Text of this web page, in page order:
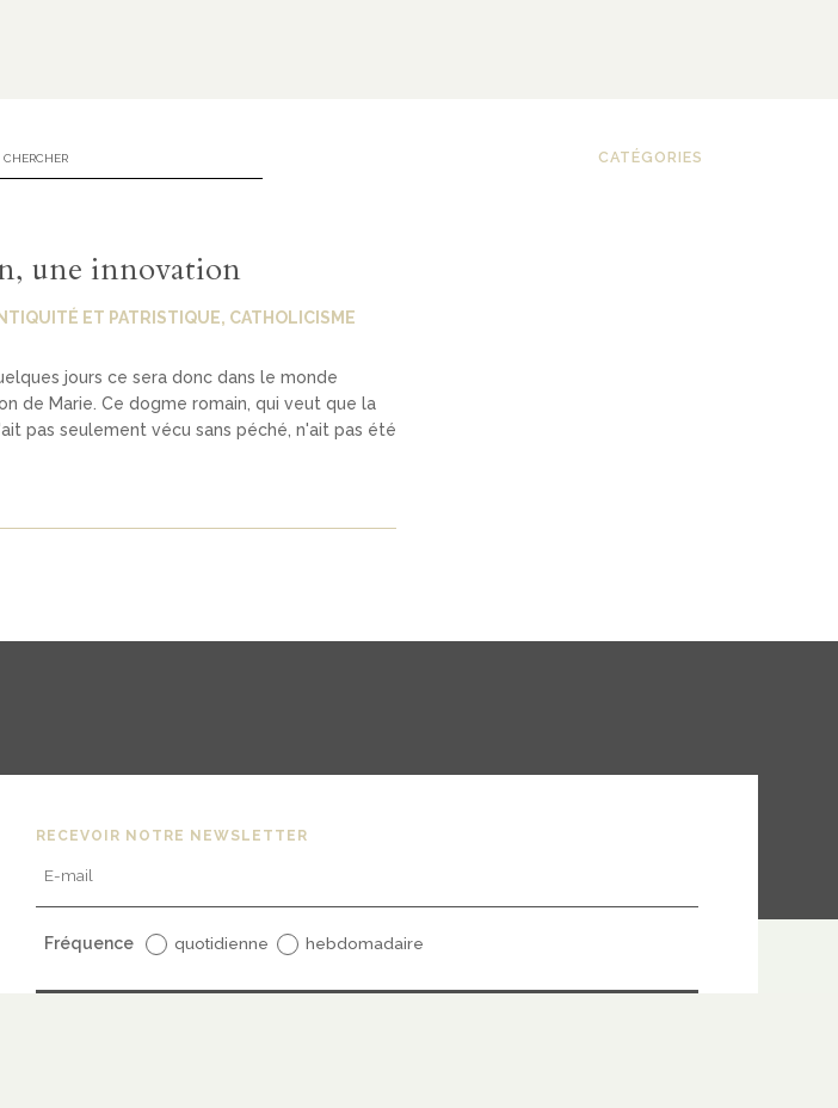
CATÉGORIES
une innovation
ET PATRISTIQUE, CATHOLICISME
jours ce sera donc dans le monde
de Marie. Ce dogme romain, qui veut que la
pas seulement vécu sans péché, n'ait pas été
RECEVOIR NOTRE NEWSLETTER
Fréquence quotidienne hebdomadaire